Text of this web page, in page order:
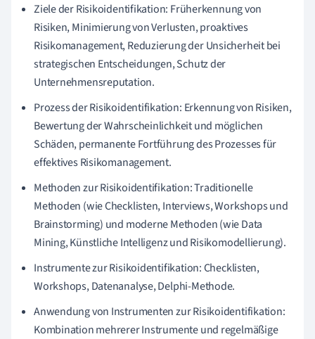
Ziele der Risikoidentifikation: Früherkennung von
Risiken, Minimierung von Verlusten, proaktives
Risikomanagement, Reduzierung der Unsicherheit bei
strategischen Entscheidungen, Schutz der
Unternehmensreputation.
Prozess der Risikoidentifikation: Erkennung von Risiken,
Bewertung der Wahrscheinlichkeit und möglichen
Schäden, permanente Fortführung des Prozesses für
effektives Risikomanagement.
Methoden zur Risikoidentifikation: Traditionelle
Methoden (wie Checklisten, Interviews, Workshops und
Brainstorming) und moderne Methoden (wie Data
Mining, Künstliche Intelligenz und Risikomodellierung).
Instrumente zur Risikoidentifikation: Checklisten,
Workshops, Datenanalyse, Delphi-Methode.
Anwendung von Instrumenten zur Risikoidentifikation:
Kombination mehrerer Instrumente und regelmäßige